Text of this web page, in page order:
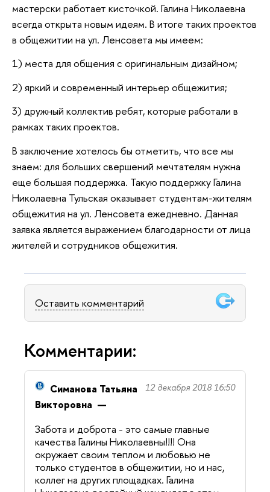
мастерски работает кисточкой. Галина Николаевна
всегда открыта новым идеям. В итоге таких проектов
в общежитии на ул. Ленсовета мы имеем:
1) места для общения с оригинальным дизайном;
2) яркий и современный интерьер общежития;
3) дружный коллектив ребят, которые работали в
рамках таких проектов.
В заключение хотелось бы отметить, что все мы
знаем: для больших свершений мечтателям нужна
еще большая поддержка. Такую поддержку Галина
Николаевна Тульская оказывает студентам-жителям
общежития на ул. Ленсовета ежедневно. Данная
заявка является выражением благодарности от лица
жителей и сотрудников общежития.
Оставить комментарий
Комментарии:
12 декабря 2018 16:50
Симанова Татьяна
Викторовна
Забота и доброта - это самые главные
качества Галины Николаевны!!!! Она
окружает своим теплом и любовью не
только студентов в общежитии, но и нас,
коллег на других площадках. Галина